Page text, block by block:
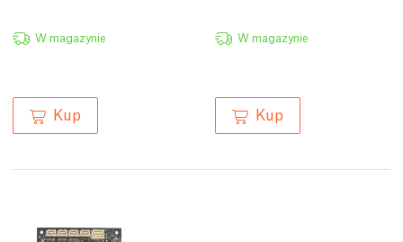
W magazynie
Kup
W magazynie
Kup